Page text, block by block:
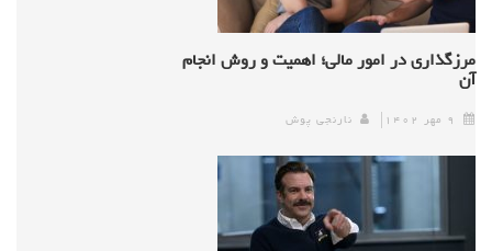
مرزگذاری در امور مالی؛ اهمیت و روش انجام
آن
۹ مهر ۱۴۰۲ نارنجی پوش